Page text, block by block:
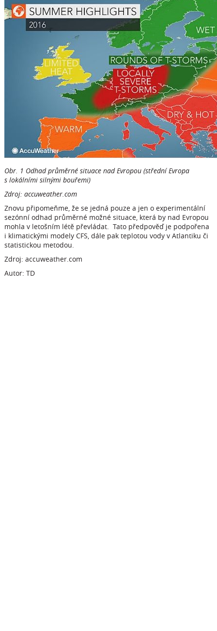
Obr. 1 Odhad průměrné situace nad Evropou (střední Evropa
s lokálními silnými bouřemi)
Zdroj: accuweather.com
Znovu připomeňme, že se jedná pouze a jen o experimentální
sezónní odhad průměrné možné situace, která by nad Evropou
mohla v letošním létě převládat. Tato předpověď je podpořena
i klimatickými modely CFS, dále pak teplotou vody v Atlantiku či
statistickou metodou.
Zdroj: accuweather.com
Autor: TD